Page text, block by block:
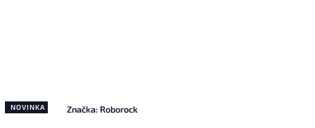
NOVINKA Značka: Roborock